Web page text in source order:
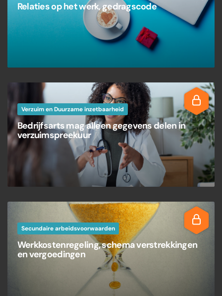
Relaties op het werk, gedragscode
Verzuim en Duurzame inzetbaarheid
Bedrijfsarts mag alleen gegevens delen in
verzuimspreekuur
Secundaire arbeidsvoorwaarden
Werkkostenregeling, schema verstrekkingen
en vergoedingen